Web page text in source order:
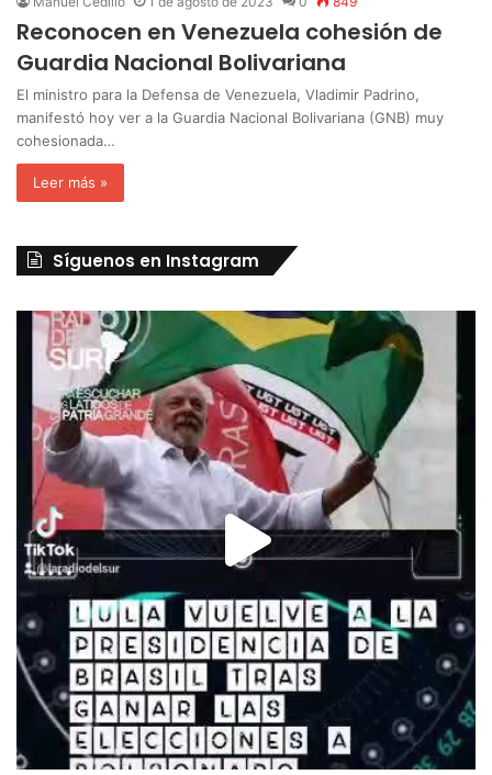
Reconocen en Venezuela cohesión de
Guardia Nacional Bolivariana
El ministro para la Defensa de Venezuela, Vladimir Padrino,
manifestó hoy ver a la Guardia Nacional Bolivariana (GNB) muy
cohesionada…
Leer más »
Síguenos en Instagram